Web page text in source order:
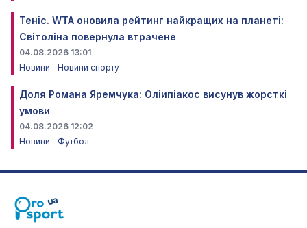
Теніс. WTA оновила рейтинг найкращих на планеті:
Світоліна повернула втрачене
04.08.2026 13:01
Новини
Новини спорту
Доля Романа Яремчука: Оліипіакос висунув жорсткі
умови
04.08.2026 12:02
Новини
Футбол